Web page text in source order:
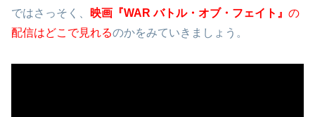
ではさっそく、 映画『WAR バトル・オブ・フェイト』 の
配信はどこで見れるのかをみていきましょう。